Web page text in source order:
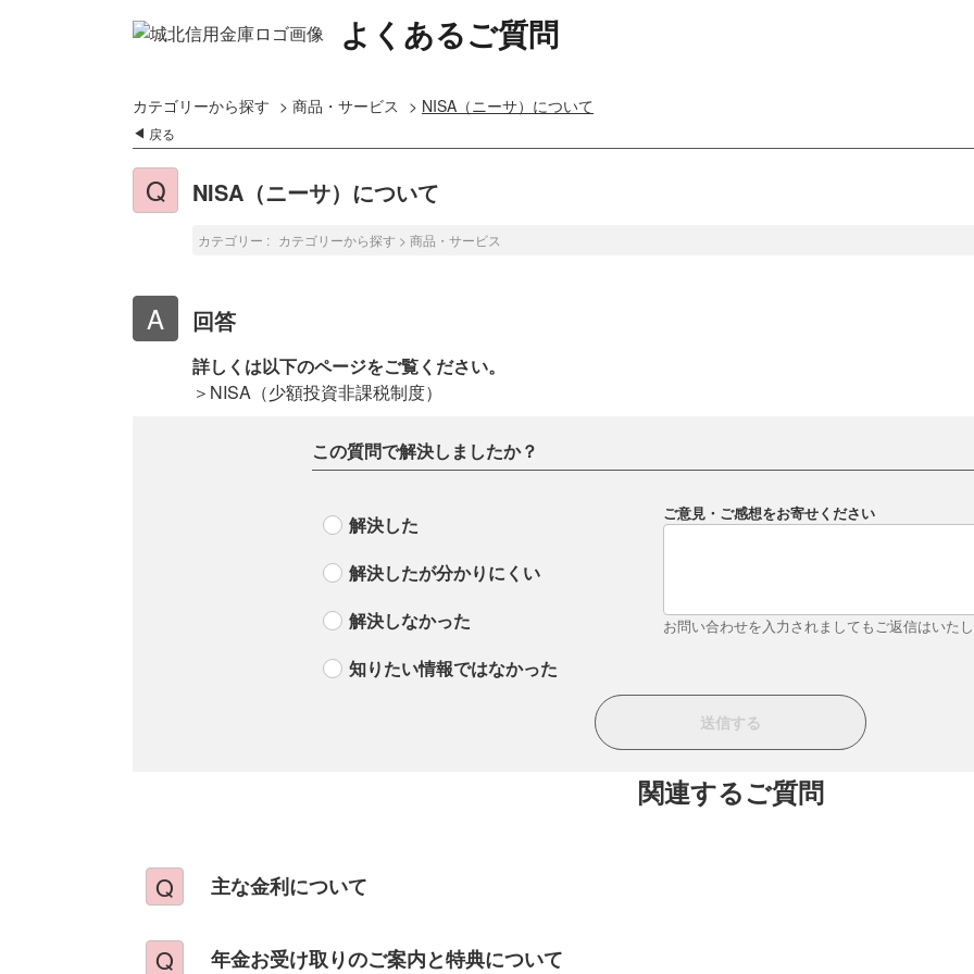
よくあるご質問
カテゴリーから探す > 商品・サービス > NISA（ニーサ）について
戻る
NISA（ニーサ）について
カテゴリー : カテゴリーから探す > 商品・サービス
回答
詳しくは以下のページをご覧ください。
＞NISA（少額投資非課税制度）
この質問で解決しましたか？
解決した
解決したが分かりにくい
解決しなかった
知りたい情報ではなかった
ご意見・ご感想をお寄せください
お問い合わせを入力されましてもご返信はいた
関連するご質問
主な金利について
年金お受け取りのご案内と特典について